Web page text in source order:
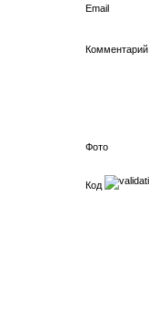
Email
Комментарий
Фото
Код